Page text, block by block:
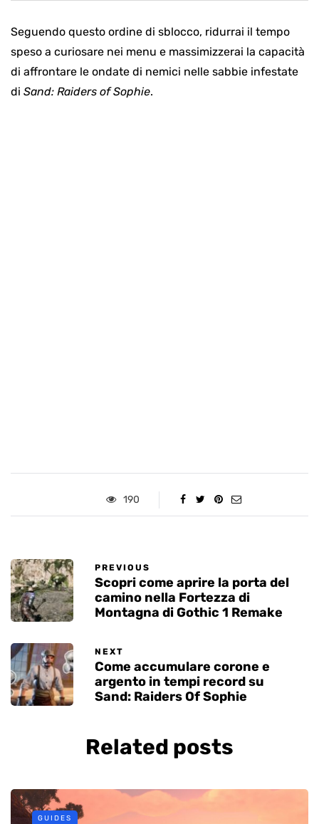
Seguendo questo ordine di sblocco, ridurrai il tempo
speso a curiosare nei menu e massimizzerai la capacità
di affrontare le ondate di nemici nelle sabbie infestate
di Sand: Raiders of Sophie.
190
PREVIOUS
Scopri come aprire la porta del
camino nella Fortezza di
Montagna di Gothic 1 Remake
NEXT
Come accumulare corone e
argento in tempi record su
Sand: Raiders Of Sophie
Related posts
GUIDES